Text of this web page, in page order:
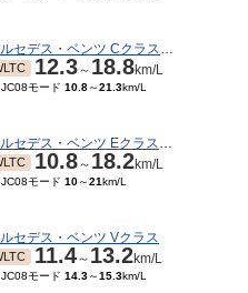
メルセデス・ベンツ Cクラスワゴン
12.3～ 18.8km/L
モード 10.8～21.3km/L
メルセデス・ベンツ Eクラスワゴン
10.8～ 18.2km/L
モード 10～21km/L
セデス・ベンツ Vクラス
11.4～ 13.2km/L
モード 14.3～15.3km/L